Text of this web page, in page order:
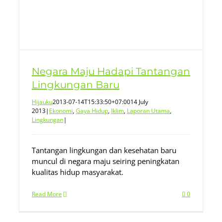
Negara Maju Hadapi Tantangan
Lingkungan Baru
Hijauku2013-07-14T15:33:50+07:0014 July
2013| Ekonomi,Gaya Hidup, Iklim, Laporan Utama,
Lingkungan|
Tantangan lingkungan dan kesehatan baru
muncul di negara maju seiring peningkatan
kualitas hidup masyarakat.
Read More 0